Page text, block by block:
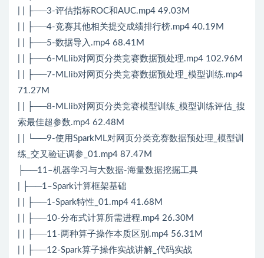
| | ├──3-评估指标ROC和AUC.mp4 49.03M
| | ├──4-竞赛其他相关提交成绩排行榜.mp4 40.19M
| | ├──5-数据导入.mp4 68.41M
| | ├──6-MLlib对网页分类竞赛数据预处理.mp4 102.96M
| | ├──7-MLlib对网页分类竞赛数据预处理_模型训练.mp4
71.27M
| | ├──8-MLlib对网页分类竞赛模型训练_模型训练评估_搜
索最佳超参数.mp4 62.48M
| | └──9-使用SparkML对网页分类竞赛数据预处理_模型训
练_交叉验证调参_01.mp4 87.47M
├──11–机器学习与大数据-海量数据挖掘工具
| ├──1–Spark计算框架基础
| | ├──1-Spark特性_01.mp4 41.68M
| | ├──10-分布式计算所需进程.mp4 26.30M
| | ├──11-两种算子操作本质区别.mp4 56.31M
| | ├──12-Spark算子操作实战讲解_代码实战